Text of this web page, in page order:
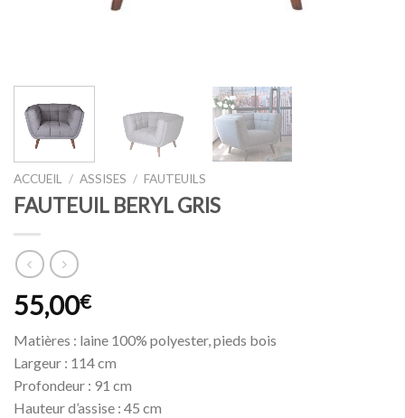
ACCUEIL / ASSISES / FAUTEUILS
FAUTEUIL BERYL GRIS
55,00€
Matières : laine 100% polyester, pieds bois
Largeur : 114 cm
Profondeur : 91 cm
Hauteur d’assise : 45 cm